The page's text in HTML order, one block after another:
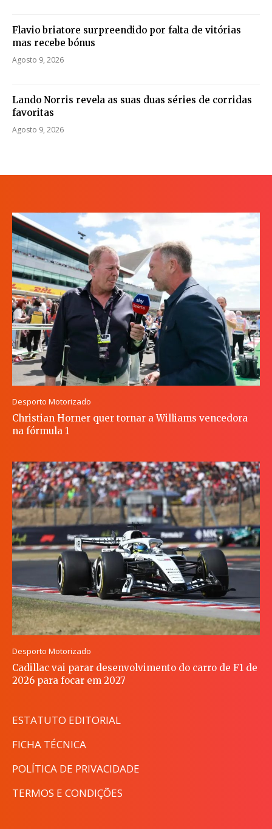
Flavio briatore surpreendido por falta de vitórias
mas recebe bónus
Agosto 9, 2026
Lando Norris revela as suas duas séries de corridas
favoritas
Agosto 9, 2026
Desporto Motorizado
Christian Horner quer tornar a Williams vencedora
na fórmula 1
Desporto Motorizado
Cadillac vai parar desenvolvimento do carro de F1 de
2026 para focar em 2027
ESTATUTO EDITORIAL
FICHA TÉCNICA
POLÍTICA DE PRIVACIDADE
TERMOS E CONDIÇÕES